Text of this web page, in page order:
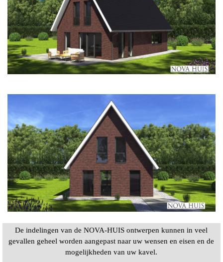
De indelingen van de NOVA-HUIS ontwerpen kunnen in veel
gevallen geheel worden aangepast naar uw wensen en eisen en de
mogelijkheden van uw kavel.